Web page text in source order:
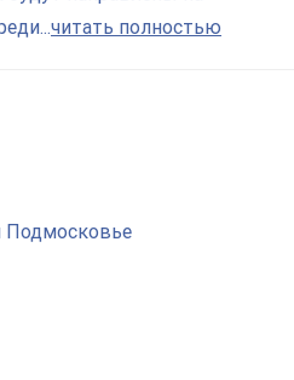
читать полностью
Подмосковье